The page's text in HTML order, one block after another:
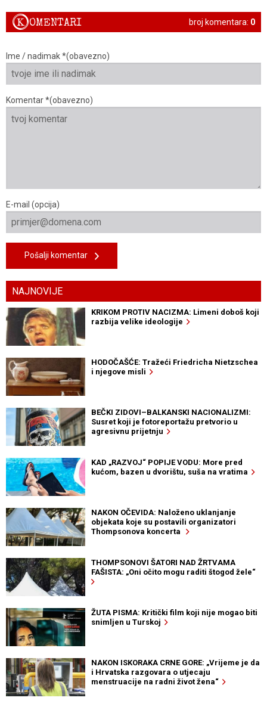
broj komentara: 0
KOMENTARI
Ime / nadimak *(obavezno)
Komentar *(obavezno)
E-mail (opcija)
Pošalji komentar
NAJNOVIJE
KRIKOM PROTIV NACIZMA: Limeni doboš koji
razbija velike ideologije
HODOČAŠĆE: Tražeći Friedricha Nietzschea
i njegove misli
BEČKI ZIDOVI–BALKANSKI NACIONALIZMI:
Susret koji je fotoreportažu pretvorio u
agresivnu prijetnju
KAD „RAZVOJ“ POPIJE VODU: More pred
kućom, bazen u dvorištu, suša na vratima
NAKON OČEVIDA: Naloženo uklanjanje
objekata koje su postavili organizatori
Thompsonova koncerta
THOMPSONOVI ŠATORI NAD ŽRTVAMA
FAŠISTA: „Oni očito mogu raditi štogod žele“
ŽUTA PISMA: Kritički film koji nije mogao biti
snimljen u Turskoj
NAKON ISKORAKA CRNE GORE: „Vrijeme je da
i Hrvatska razgovara o utjecaju
menstruacije na radni život žena“